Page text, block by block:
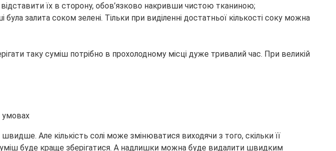
відставити їх в сторону, обов’язково накривши чистою тканиною;
залита соком зелені. Тільки при виділенні достатньої кількості соку можна
таку суміш потрібно в прохолодному місці дуже тривалий час. При великій
Але кількість солі може змінюватися виходячи з того, скільки її
буде краще зберігатися. А надлишки можна буде видалити швидким